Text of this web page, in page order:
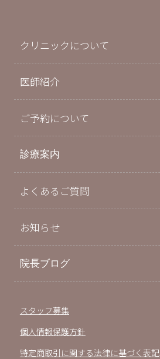
クリニックについて
医師紹介
ご予約について
診療案内
よくあるご質問
お知らせ
院長ブログ
スタッフ募集
個人情報保護方針
特定商取引に関する法律に基づく表記